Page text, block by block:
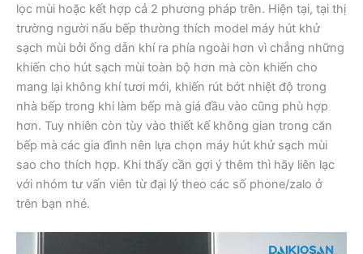
lọc mùi hoặc kết hợp cả 2 phương pháp trên. Hiện tại, tại thị
trường người nấu bếp thường thích model máy hút khử
sạch mùi bởi ống dẫn khí ra phía ngoài hơn vì chẳng những
khiến cho hút sạch mùi toàn bộ hơn mà còn khiến cho
mang lại không khí tươi mới, khiến rút bớt nhiệt độ trong
nhà bếp trong khi làm bếp mà giá đầu vào cũng phù hợp
hơn. Tuy nhiên còn tùy vào thiết kế không gian trong căn
bếp mà các gia đình nên lựa chọn máy hút khử sạch mùi
sao cho thích hợp. Khi thấy cần gợi ý thêm thì hãy liên lạc
với nhóm tư vấn viên từ đại lý theo các số phone/zalo ở
trên bạn nhé.